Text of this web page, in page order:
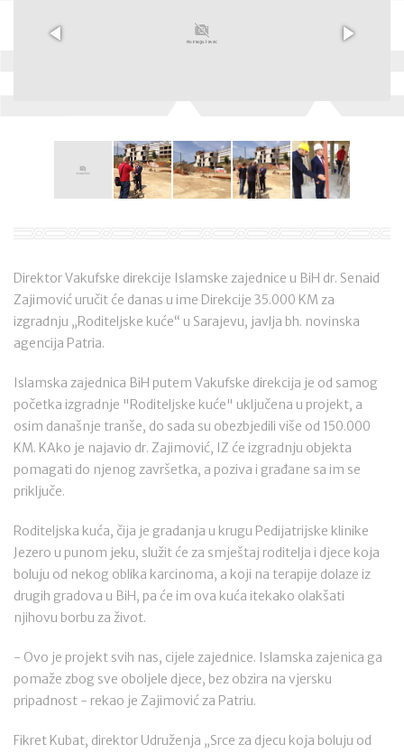
Direktor Vakufske direkcije Islamske zajednice u BiH dr. Senaid
Zajimović uručit će danas u ime Direkcije 35.000 KM za
izgradnju „Roditeljske kuće“ u Sarajevu, javlja bh. novinska
agencija Patria.
Islamska zajednica BiH putem Vakufske direkcija je od samog
početka izgradnje "Roditeljske kuće" uključena u projekt, a
osim današnje tranše, do sada su obezbjedili više od 150.000
KM. KAko je najavio dr. Zajimović, IZ će izgradnju objekta
pomagati do njenog završetka, a poziva i građane sa im se
priključe.
Roditeljska kuća, čija je gradanja u krugu Pedijatrijske klinike
Jezero u punom jeku, služit će za smještaj roditelja i djece koja
boluju od nekog oblika karcinoma, a koji na terapije dolaze iz
drugih gradova u BiH, pa će im ova kuća itekako olakšati
njihovu borbu za život.
- Ovo je projekt svih nas, cijele zajednice. Islamska zajenica ga
pomaže zbog sve oboljele djece, bez obzira na vjersku
pripadnost - rekao je Zajimović za Patriu.
Fikret Kubat, direktor Udruženja „Srce za djecu koja boluju od